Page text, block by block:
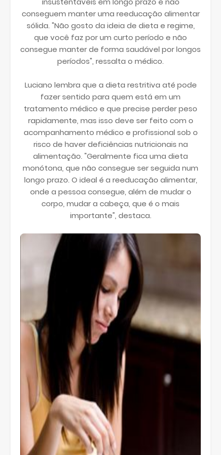
conseguem manter uma reeducação alimentar
sólida. "Não gosto da ideia de dieta e regime,
que você faz por um curto período e não
consegue manter de forma saudável por longos
períodos", ressalta o médico.
Luciano lembra que a dieta restritiva até pode
fazer sentido para quem está em um
tratamento médico e que precise perder peso
rapidamente, mas isso deve ser feito com o
acompanhamento médico e profissional sob o
risco de haver deficiências nutricionais na
alimentação. "Geralmente fica uma dieta
monótona, que não consegue ser seguida num
longo prazo. O ideal é a reeducação alimentar,
onde a pessoa consegue, além de mudar o
corpo, mudar a cabeça, que é o mais
importante", destaca.